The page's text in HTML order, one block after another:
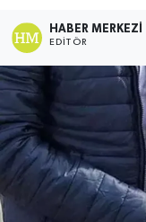
HABER MERKEZI
EDITÖR
Eleman
Emlak
Gündem